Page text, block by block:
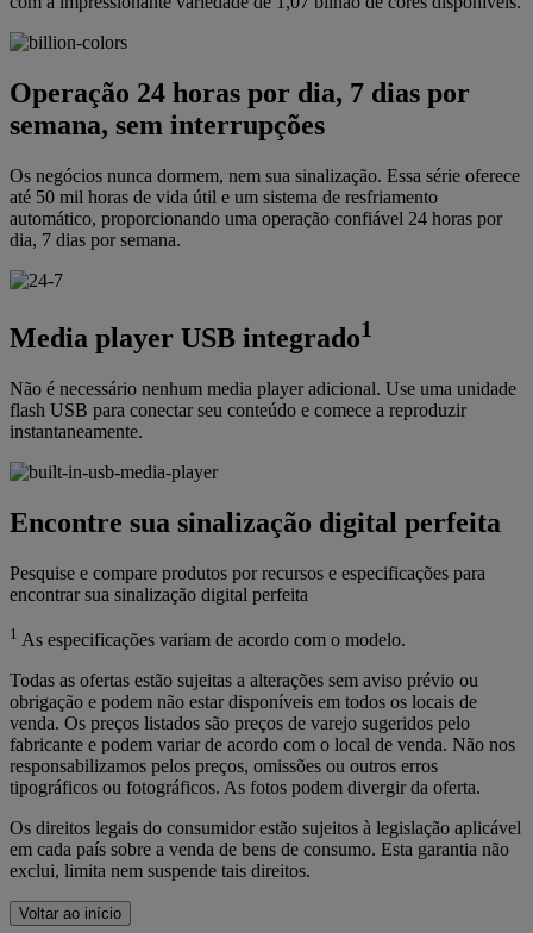
Operação 24 horas por dia, 7 dias por
semana, sem interrupções
Os negócios nunca dormem, nem sua sinalização. Essa série oferece
até 50 mil horas de vida útil e um sistema de resfriamento
automático, proporcionando uma operação confiável 24 horas por
dia, 7 dias por semana.
Media player USB integrado1
Não é necessário nenhum media player adicional. Use uma unidade
flash USB para conectar seu conteúdo e comece a reproduzir
instantaneamente.
Encontre sua sinalização digital perfeita
Pesquise e compare produtos por recursos e especificações para
encontrar sua sinalização digital perfeita
1 As especificações variam de acordo com o modelo.
Todas as ofertas estão sujeitas a alterações sem aviso prévio ou
obrigação e podem não estar disponíveis em todos os locais de
venda. Os preços listados são preços de varejo sugeridos pelo
fabricante e podem variar de acordo com o local de venda. Não nos
responsabilizamos pelos preços, omissões ou outros erros
tipográficos ou fotográficos. As fotos podem divergir da oferta.
Os direitos legais do consumidor estão sujeitos à legislação aplicável
em cada país sobre a venda de bens de consumo. Esta garantia não
exclui, limita nem suspende tais direitos.
Voltar ao início